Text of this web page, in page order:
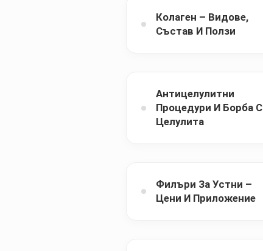
Колаген – Видове,
Състав И Ползи
Антицелулитни
Процедури И Борба С
Целулита
Филъри За Устни –
Цени И Приложение